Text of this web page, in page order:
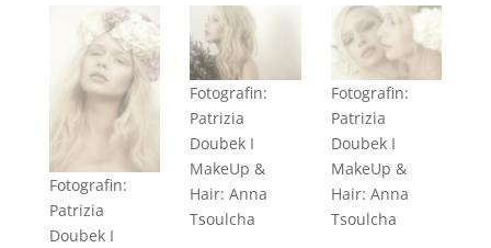
Fotografin:
Patrizia
Doubek I
Fotografin:
Patrizia
Doubek I
MakeUp &
Hair: Anna
Tsoulcha
Fotografin:
Patrizia
Doubek I
MakeUp &
Hair: Anna
Tsoulcha